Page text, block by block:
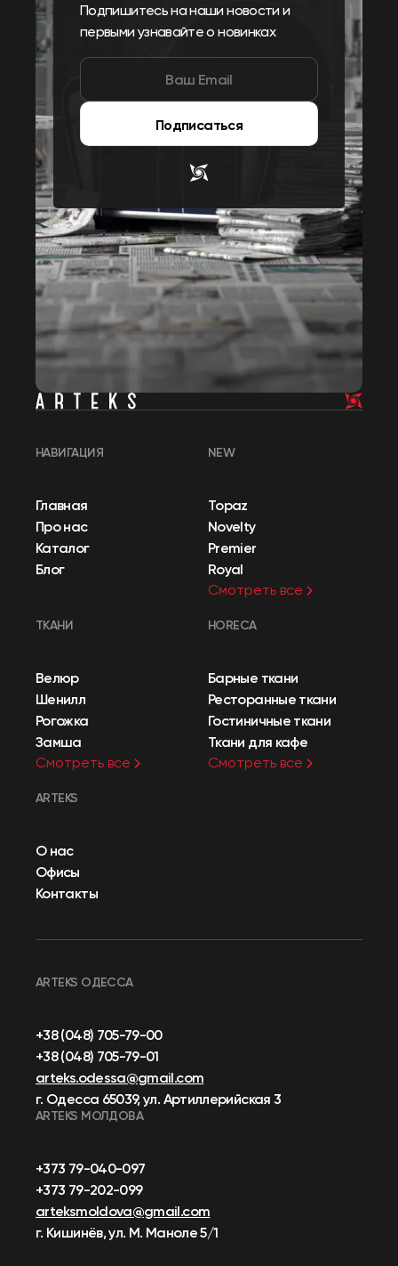
Подпишитесь на наши новости и
первыми узнавайте о новинках
Подписаться
НАВИГАЦИЯ
Главная
Про нас
Каталог
Блог
NEW
Topaz
Novelty
Premier
Royal
Смотреть все
ТКАНИ
Велюр
Шенилл
Рогожка
Замша
Смотреть все
HORECA
Барные ткани
Ресторанные ткани
Гостиничные ткани
Ткани для кафе
Смотреть все
ARTEKS
О нас
Офисы
Контакты
ARTEKS ОДЕССА
+38 (048) 705-79-00
+38 (048) 705-79-01
arteks.odessa@gmail.com
г. Одесса 65039, ул. Артиллерийская 3
ARTEKS МОЛДОВА
+373 79-040-097
+373 79-202-099
arteksmoldova@gmail.com
г. Кишинёв, ул. М. Маноле 5/1